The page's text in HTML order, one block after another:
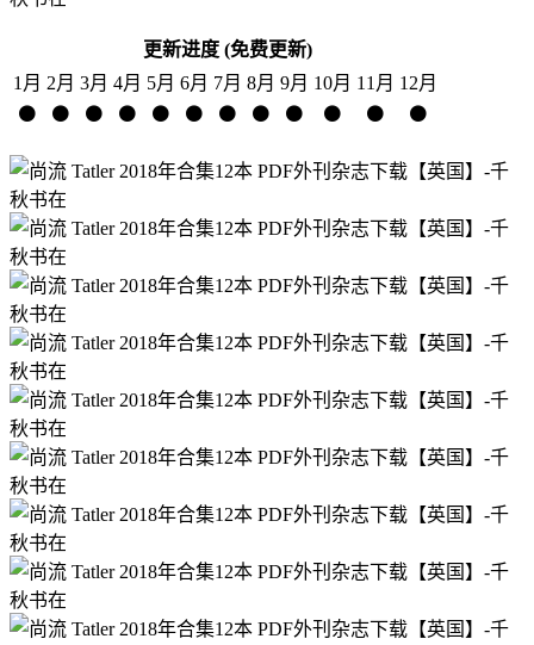
更新进度 (免费更新)
1月 2月 3月 4月 5月 6月 7月 8月 9月 10月 11月 12月
⚫
⚫ ⚫ ⚫ ⚫ ⚫ ⚫ ⚫ ⚫ ⚫ ⚫ ⚫